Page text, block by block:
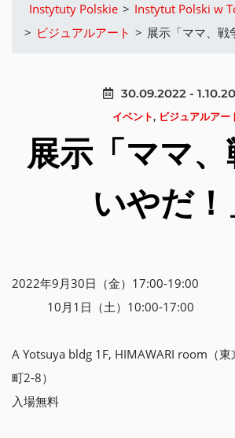
Instytuty Polskie > Instytut Polski w
> ビジュアルアート > 展示「ママ、戦
30.09.2022 -
イベント, ビジュアルアー
展示「ママ
いやだ！
2022年9月30日（金）17:00-19:00
10月1日（土）10:00-17:00
A Yotsuya bldg 1F, HIMAWARI room（東
町2-8）
入場無料